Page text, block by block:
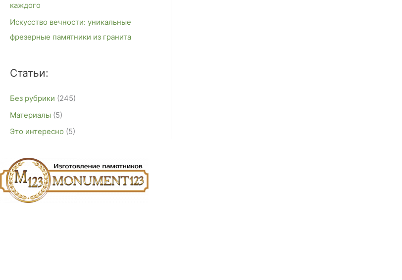
каждого
Искусство вечности: уникальные
фрезерные памятники из гранита
Статьи:
Без рубрики (245)
Материалы (5)
Это интересно (5)